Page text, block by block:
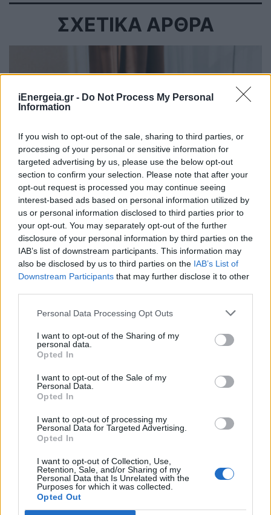
iEnergeia.gr - Do Not Process My Personal
Information
If you wish to opt-out of the sale, sharing to third parties, or
processing of your personal or sensitive information for
targeted advertising by us, please use the below opt-out
section to confirm your selection. Please note that after your
opt-out request is processed you may continue seeing
interest-based ads based on personal information utilized by
us or personal information disclosed to third parties prior to
your opt-out. You may separately opt-out of the further
disclosure of your personal information by third parties on the
IAB’s list of downstream participants. This information may
also be disclosed by us to third parties on the IAB’s List of
Downstream Participants that may further disclose it to other
Personal Data Processing Opt Outs
I want to opt-out of the Sharing of my
personal data.
Opted In
I want to opt-out of the Sale of my
Personal Data.
Opted In
I want to opt-out of processing my
Personal Data for Targeted Advertising.
Opted In
I want to opt-out of Collection, Use,
Retention, Sale, and/or Sharing of my
Personal Data that Is Unrelated with the
Purposes for which it was collected.
Opted Out
ΣΧΕΤΙΚΑ ΑΡΘΡΑ
ΧΡΗΣΤΙΚΑ
Γιατί η επιμονή στους 18°C μπορεί να βλάψει
το κλιματιστικό σας αυτό το καλοκαίρι
07/08/2026 - 06:46
Γιατί οι 26°C στο κλιματιστικό δεν αποτελούν
την ιδανική ρύθμιση για όλους
04/08/2026 - 07:01